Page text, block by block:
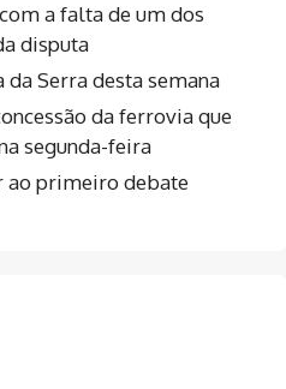
a falta de um dos
disputa
Serra desta semana
da ferrovia que
segunda-feira
ao primeiro debate